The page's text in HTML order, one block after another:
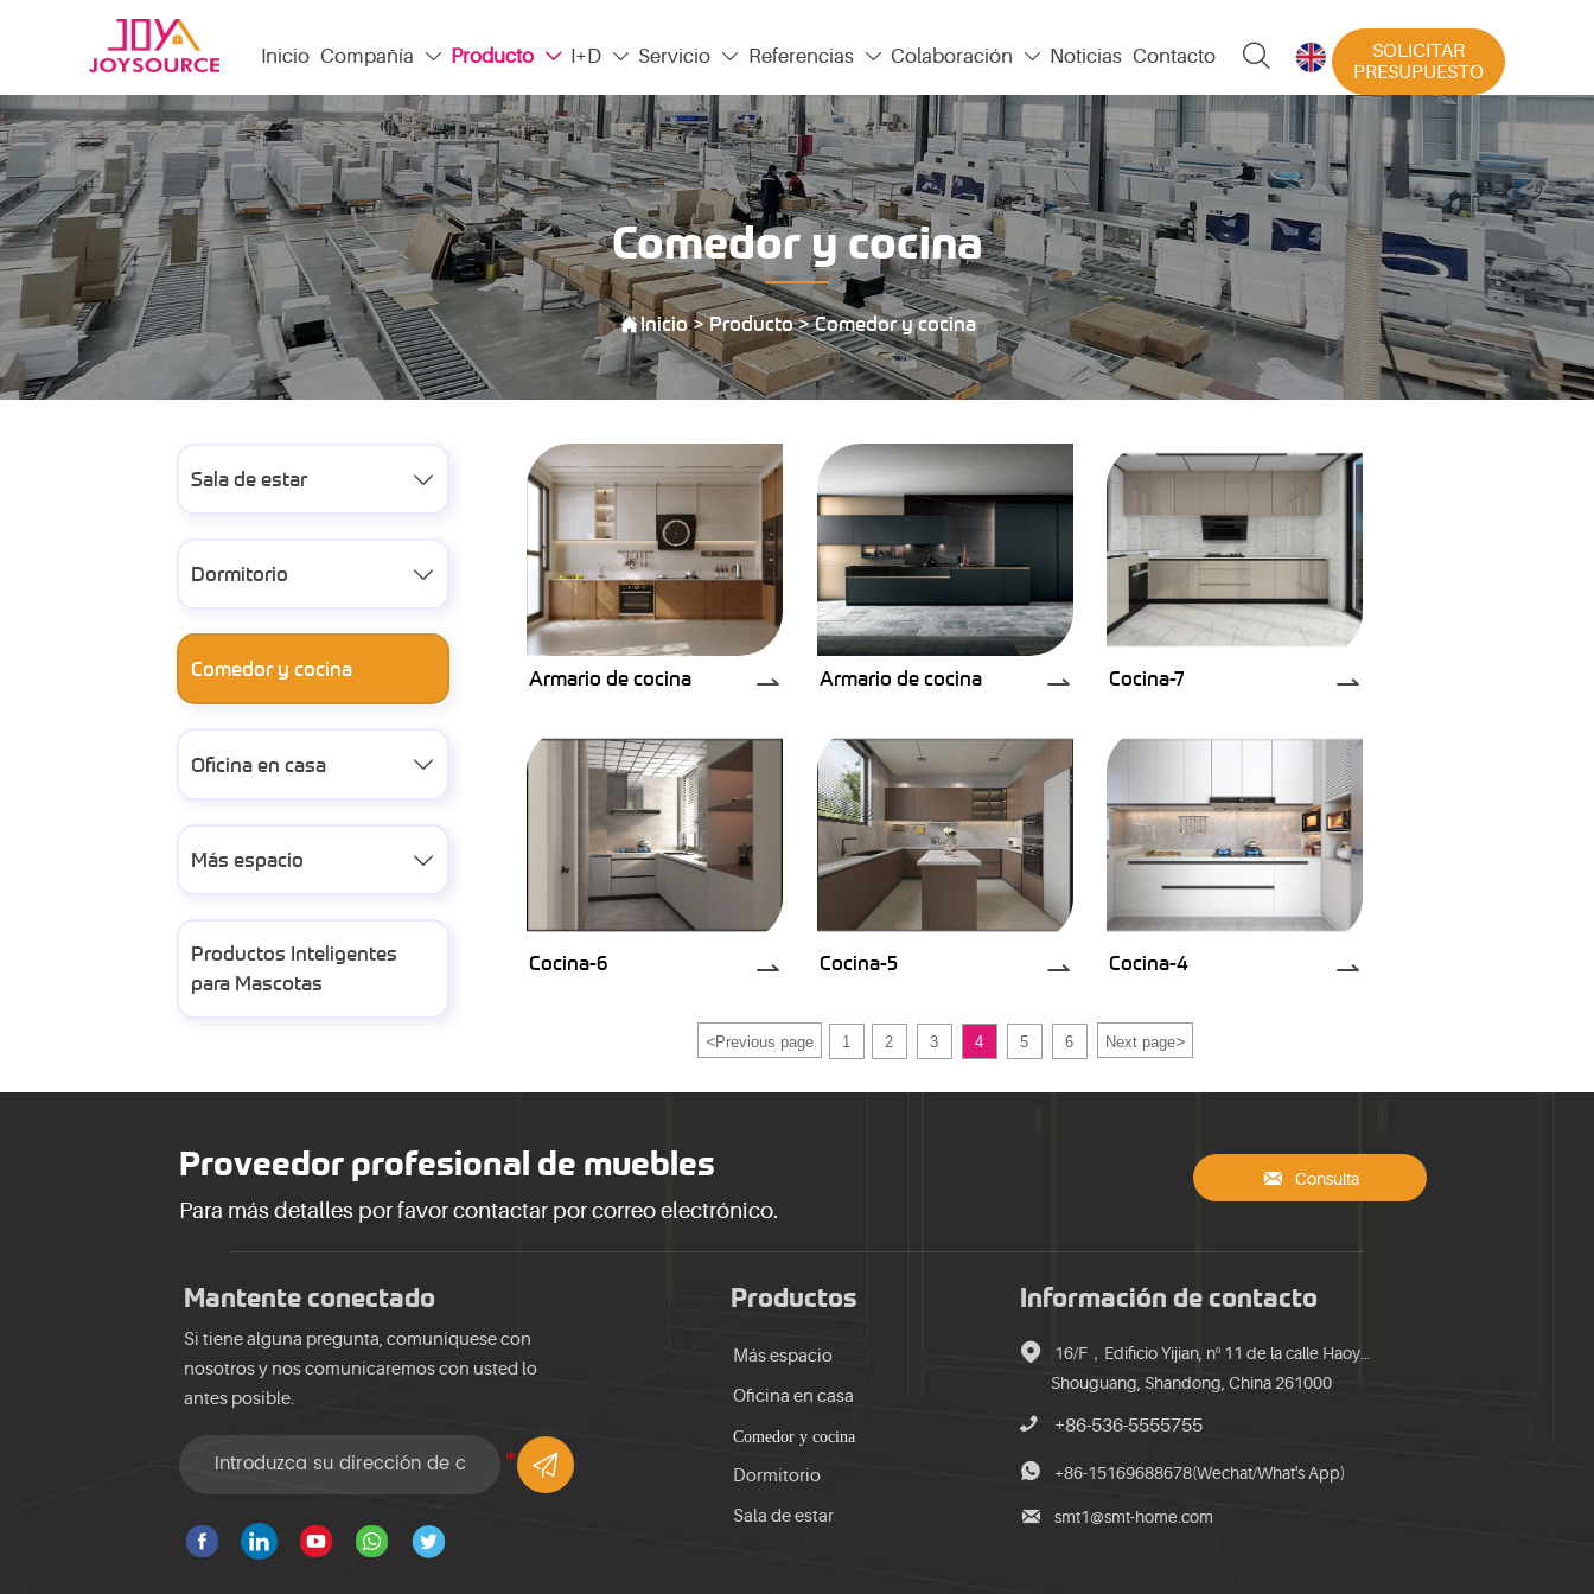
Inicio Compañía  Producto  I+D  Servicio  Referencias  Colaboración  Noticias Contacto  
SOLICITAR
PRESUPUESTO
Comedor y cocina
Inicio>Producto>Comedor y cocina
Sala de estar 
Dormitorio 
Comedor y cocina
Oficina en casa 
Más espacio 
Productos Inteligentes
para Mascotas
Armario de cocina ⇀ Armario de cocina ⇀ Cocina-7 ⇀
Cocina-6 ⇀ Cocina-5 ⇀ Cocina-4 ⇀
<Previous page 1 2 3 4 5 6 Next page>
Proveedor profesional de muebles
Para más detalles por favor contactar por correo electrónico.
 Consulta
Mantente conectado
Si tiene alguna pregunta, comuníquese con
nosotros y nos comunicaremos con usted lo
antes posible.

Productos
Más espacio
Oficina en casa
Comedor y cocina
Dormitorio
Sala de estar
Información de contacto

16/F，Edificio Yijian, nº 11 de la calle Haoyuan,
Shouguang, Shandong, China 261000
 +86-536-5555755
 +86-15169688678(Wechat/What's App)
 smt1@smt-home.com